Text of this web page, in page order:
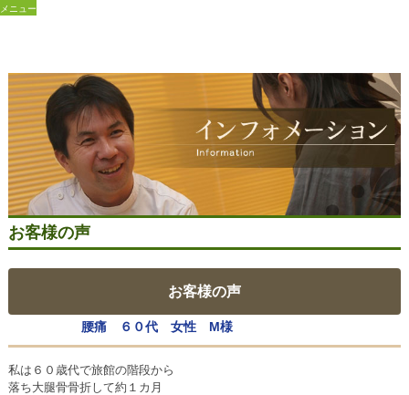
メニュー
お客様の声
お客様の声
腰痛 ６０代 女性 M様
私は６０歳代で旅館の階段から
落ち大腿骨骨折して約１カ月